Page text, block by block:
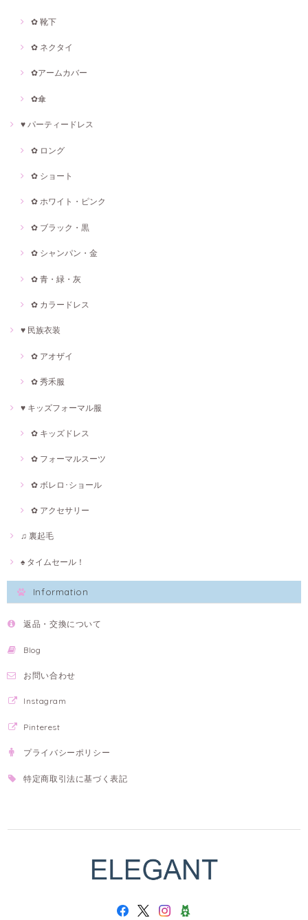
✿ 靴下
✿ ネクタイ
✿アームカバー
✿傘
♥ パーティードレス
✿ ロング
✿ ショート
✿ ホワイト・ピンク
✿ ブラック・黒
✿ シャンパン・金
✿ 青・緑・灰
✿ カラードレス
♥ 民族衣装
✿ アオザイ
✿ 秀禾服
♥ キッズフォーマル服
✿ キッズドレス
✿ フォーマルスーツ
✿ ボレロ･ショール
✿ アクセサリー
♫ 裏起毛
♠ タイムセール！
Information
返品・交換について
Blog
お問い合わせ
Instagram
Pinterest
プライバシーポリシー
特定商取引法に基づく表記